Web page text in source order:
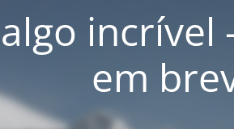
algo
em